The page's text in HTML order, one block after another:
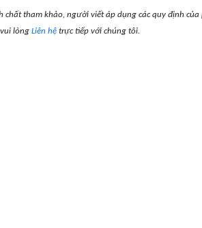
chất tham khảo, người viết áp dụng các quy định
lòng Liên hệ trực tiếp với chúng tôi.